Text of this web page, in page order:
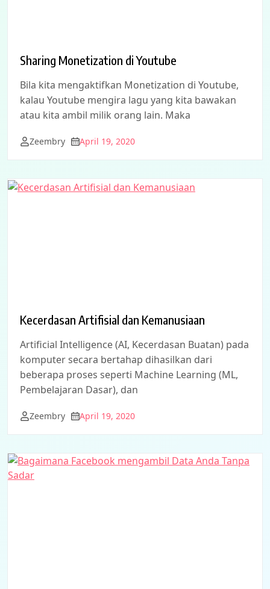
Sharing Monetization di Youtube
Bila kita mengaktifkan Monetization di Youtube,
kalau Youtube mengira lagu yang kita bawakan
atau kita ambil milik orang lain. Maka
Zeembry April 19, 2020
Kecerdasan Artifisial dan Kemanusiaan
Artificial Intelligence (AI, Kecerdasan Buatan) pada
komputer secara bertahap dihasilkan dari
beberapa proses seperti Machine Learning (ML,
Pembelajaran Dasar), dan
Zeembry April 19, 2020